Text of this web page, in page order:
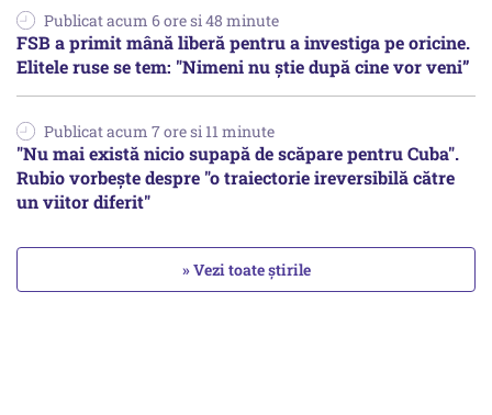
Publicat acum 6 ore si 48 minute
FSB a primit mână liberă pentru a investiga pe oricine.
Elitele ruse se tem: "Nimeni nu știe după cine vor veni”
Publicat acum 7 ore si 11 minute
"Nu mai există nicio supapă de scăpare pentru Cuba".
Rubio vorbește despre "o traiectorie ireversibilă către
un viitor diferit"
» Vezi toate știrile